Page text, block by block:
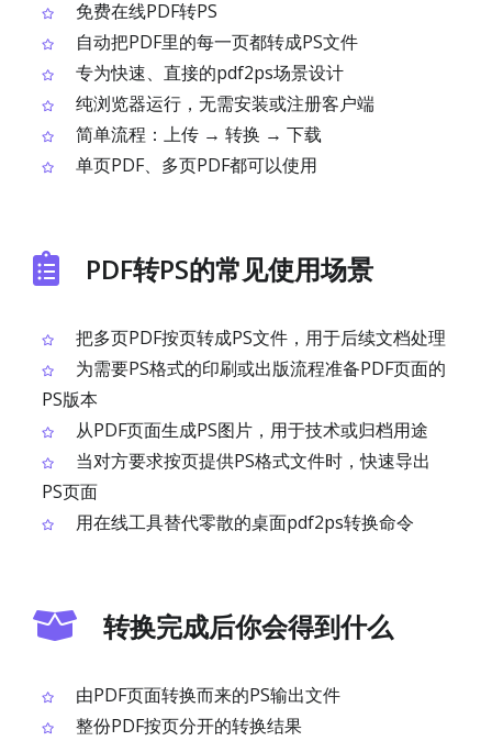
免费在线PDF转PS
自动把PDF里的每一页都转成PS文件
专为快速、直接的pdf2ps场景设计
纯浏览器运行，无需安装或注册客户端
简单流程：上传 → 转换 → 下载
单页PDF、多页PDF都可以使用
PDF转PS的常见使用场景
把多页PDF按页转成PS文件，用于后续文档处理
为需要PS格式的印刷或出版流程准备PDF页面的
PS版本
从PDF页面生成PS图片，用于技术或归档用途
当对方要求按页提供PS格式文件时，快速导出
PS页面
用在线工具替代零散的桌面pdf2ps转换命令
转换完成后你会得到什么
由PDF页面转换而来的PS输出文件
整份PDF按页分开的转换结果